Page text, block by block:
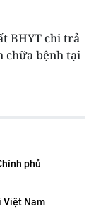
BHYT chi trả
chữa bệnh tại
phủ
Việt Nam